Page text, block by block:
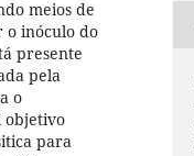
meios de
o inóculo do
presente
pela
o
objetivo
para